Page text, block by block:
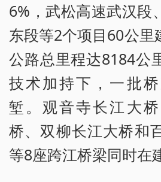
6%，武松高速武汉段
东段等2个项目60公里
公路总里程达8184公
技术加持下，一批
堑。观音寺长江大
桥、双柳长江大桥和
等8座跨江桥梁同时在